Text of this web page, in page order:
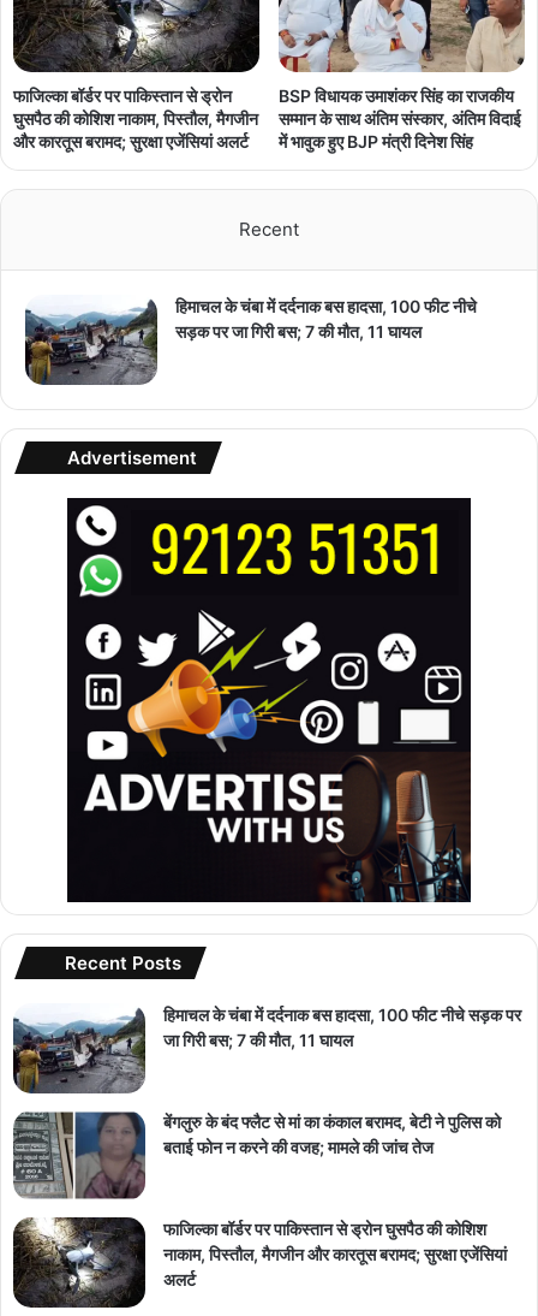
फाजिल्का बॉर्डर पर पाकिस्तान से ड्रोन
घुसपैठ की कोशिश नाकाम, पिस्तौल, मैगजीन
और कारतूस बरामद; सुरक्षा एजेंसियां अलर्ट
BSP विधायक उमाशंकर सिंह का राजकीय
सम्मान के साथ अंतिम संस्कार, अंतिम विदाई
में भावुक हुए BJP मंत्री दिनेश सिंह
Recent
हिमाचल के चंबा में दर्दनाक बस हादसा, 100 फीट नीचे
सड़क पर जा गिरी बस; 7 की मौत, 11 घायल
Advertisement
Recent Posts
हिमाचल के चंबा में दर्दनाक बस हादसा, 100 फीट नीचे सड़क पर
जा गिरी बस; 7 की मौत, 11 घायल
बेंगलुरु के बंद फ्लैट से मां का कंकाल बरामद, बेटी ने पुलिस को
बताई फोन न करने की वजह; मामले की जांच तेज
फाजिल्का बॉर्डर पर पाकिस्तान से ड्रोन घुसपैठ की कोशिश
नाकाम, पिस्तौल, मैगजीन और कारतूस बरामद; सुरक्षा एजेंसियां
अलर्ट